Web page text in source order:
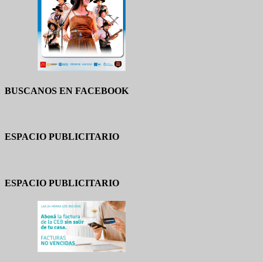
BUSCANOS EN FACEBOOK
ESPACIO PUBLICITARIO
ESPACIO PUBLICITARIO